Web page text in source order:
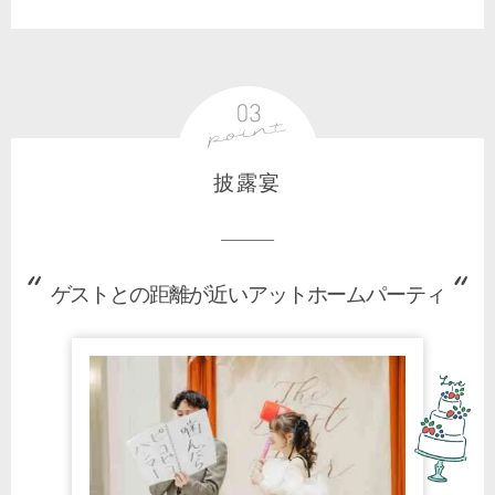
披露宴
ゲストとの距離が近いアットホームパーティ